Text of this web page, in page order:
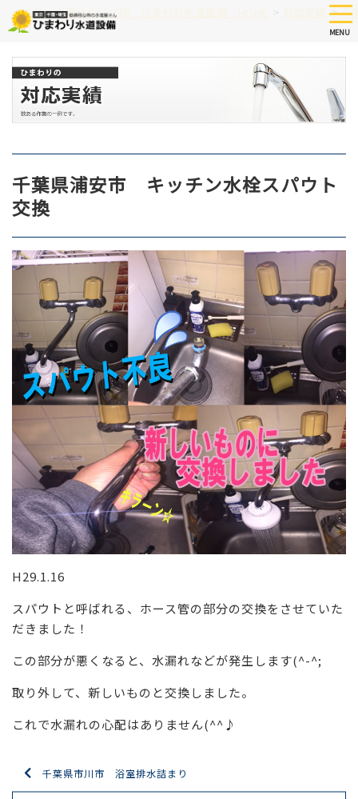
Skip
to
content
MENU
つまり、水漏れなど修理 ひまわり水道設備 HOME >千
千葉県浦安市 キッチン水栓スパウト
交換
H29.1.16
スパウトと呼ばれる、ホース管の部分の交換をさせていた
だきました！
この部分が悪くなると、水漏れなどが発生します(^-^;
取り外して、新しいものと交換しました。
これで水漏れの心配はありません(^^♪
千葉県市川市 浴室排水詰まり